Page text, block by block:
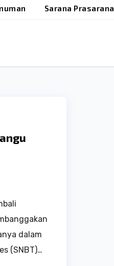
Sarana Prasarana
2026
dalam
(SNBT)…